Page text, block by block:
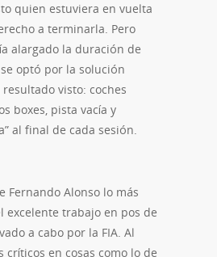
quien estuviera en vuelta
a terminarla. Pero
alargado la duración de
optó por la solución
visto: coches
boxes, pista vacía y
al final de cada sesión.
Fernando Alonso lo más
excelente trabajo en pos de
a cabo por la FIA. Al
críticos en cosas como lo de